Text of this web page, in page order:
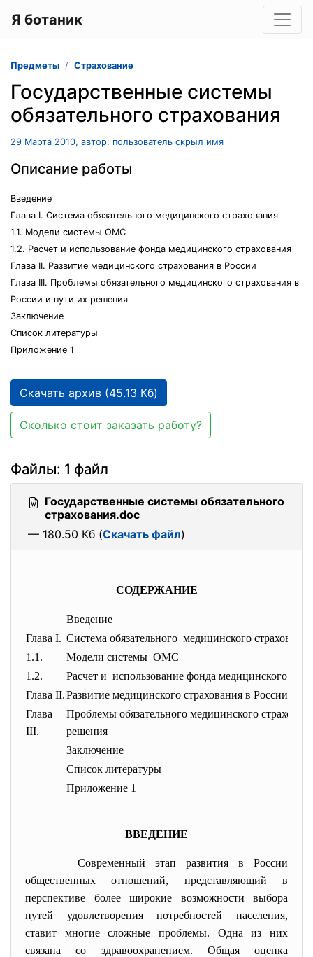
Я ботаник
Предметы Страхование
Государственные системы
обязательного страхования
29 Марта 2010, автор: пользователь скрыл имя
Описание работы
Введение
Глава I. Система обязательного медицинского страхования
1.1. Модели системы ОМС
1.2. Расчет и использование фонда медицинского страхования
Глава II. Развитие медицинского страхования в России
Глава III. Проблемы обязательного медицинского страхования в
России и пути их решения
Заключение
Список литературы
Приложение 1
Скачать архив (45.13 Кб)
Сколько стоит заказать работу?
Файлы: 1 файл
Государственные системы обязательного
страхования.doc
— 180.50 Кб (Скачать файл)
СОДЕРЖАНИЕ
Введение
Глава I. Система обязательного медицинского страхования
1.1.
Модели системы ОМС
1.2.
Расчет и использование фонда медицинского
Глава II.Развитие медицинского страхования в России
Глава
III.
Проблемы обязательного медицинского
решения
Заключение
Список литературы
Приложение 1
ВВЕДЕНИЕ
Современный этап развития в России
общественных отношений, представляющий в
перспективе более широкие возможности выбора
путей удовлетворения потребностей населения,
ставит многие сложные проблемы. Одна из них
связана со здравоохранением. Общая оценка